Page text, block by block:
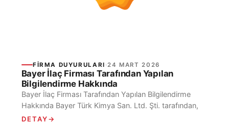
FIRMA DUYURULARI ·24 MART 2026
Bayer İlaç Firması Tarafından Yapılan
Bilgilendirme Hakkında
Bayer İlaç Firması Tarafından Yapılan Bilgilendirme
Hakkında Bayer Türk Kimya San. Ltd. Şti. tarafından,
“Urografin Çözelti” isimli ilaçlar hakkında bilgilendirme
DETAY→